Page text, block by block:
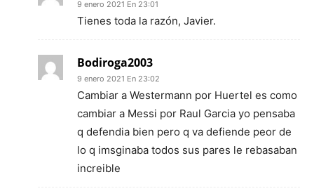
9 enero 2021 En 23:01
Tienes toda la razón, Javier.
Bodiroga2003
9 enero 2021 En 23:02
Cambiar a Westermann por Huertel es como
cambiar a Messi por Raul Garcia yo pensaba
q defendia bien pero q va defiende peor de
lo q imsginaba todos sus pares le rebasaban
increible